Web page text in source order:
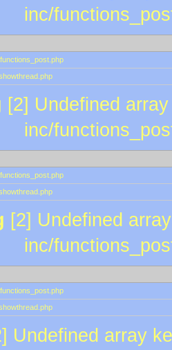
inc/
[2] Undefined
inc/
[2] Undefined
inc/
Undefined array